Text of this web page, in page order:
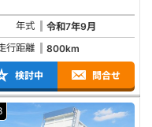
年式
令和7年9月
行距離
800km
検討中 問合せ